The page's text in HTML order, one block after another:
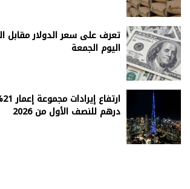
تعرف على سعر الدولار مقابل
اليوم الجمعة
درهم للنصف الأول من 2026